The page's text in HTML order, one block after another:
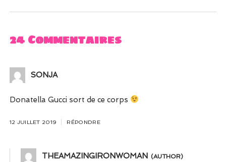
24 Commentaires
SONJA
Donatella Gucci sort de ce corps
12 JUILLET 2019 RÉPONDRE
THEAMAZINGIRONWOMAN